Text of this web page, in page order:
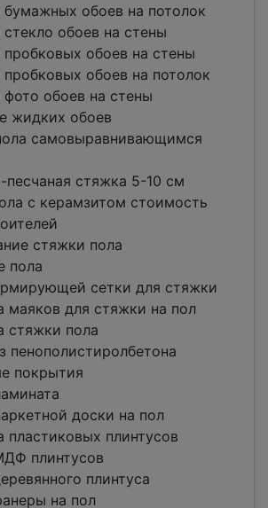
бумажных обоев на потолок
обоев на стены
обоев на стены
обоев на потолок
обоев на стены
жидких обоев
самовыравнивающимся
песчаная стяжка 5-10 см
с керамзитом стоимость
стяжки пола
пола
сетки для стяжки
маяков для стяжки на пол
стяжки пола
пенополистиролбетона
покрытия
доски на пол
пластиковых плинтусов
плинтусов
плинтуса
на пол